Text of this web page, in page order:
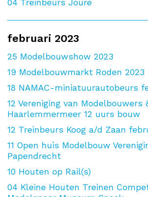
04 Treinbeurs Joure
februari 2023
25 Modelbouwshow 2023
19 Modelbouwmarkt Roden 2023
18 NAMAC-miniatuurautobeurs
12 Vereniging van Modelbouwers
Haarlemmermeer 12 uurs bouw
12 Treinbeurs Koog a/d Zaan
11 Open huis Modelbouw
Papendrecht
10 Houten op Rail(s)
04 Kleine Houten Treinen